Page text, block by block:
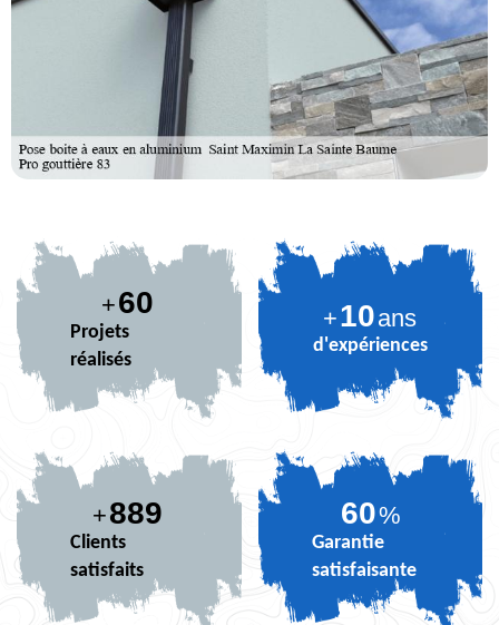
+73
Projets
réalisés
+10ans
d'expériences
+889
Clients
satisfaits
73%
Garantie
satisfaisante